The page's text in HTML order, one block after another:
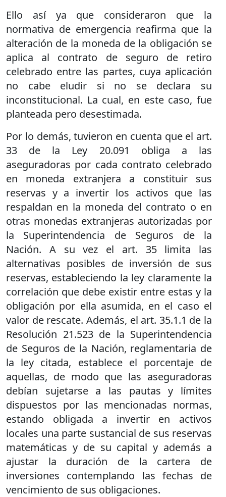
Ello así ya que consideraron que la
normativa de emergencia reafirma que la
alteración de la moneda de la obligación se
aplica al contrato de seguro de retiro
celebrado entre las partes, cuya aplicación
no cabe eludir si no se declara su
inconstitucional. La cual, en este caso, fue
planteada pero desestimada.
Por lo demás, tuvieron en cuenta que el art.
33 de la Ley 20.091 obliga a las
aseguradoras por cada contrato celebrado
en moneda extranjera a constituir sus
reservas y a invertir los activos que las
respaldan en la moneda del contrato o en
otras monedas extranjeras autorizadas por
la Superintendencia de Seguros de la
Nación. A su vez el art. 35 limita las
alternativas posibles de inversión de sus
reservas, estableciendo la ley claramente la
correlación que debe existir entre estas y la
obligación por ella asumida, en el caso el
valor de rescate. Además, el art. 35.1.1 de la
Resolución 21.523 de la Superintendencia
de Seguros de la Nación, reglamentaria de
la ley citada, establece el porcentaje de
aquellas, de modo que las aseguradoras
debían sujetarse a las pautas y límites
dispuestos por las mencionadas normas,
estando obligada a invertir en activos
locales una parte sustancial de sus reservas
matemáticas y de su capital y además a
ajustar la duración de la cartera de
inversiones contemplando las fechas de
vencimiento de sus obligaciones.